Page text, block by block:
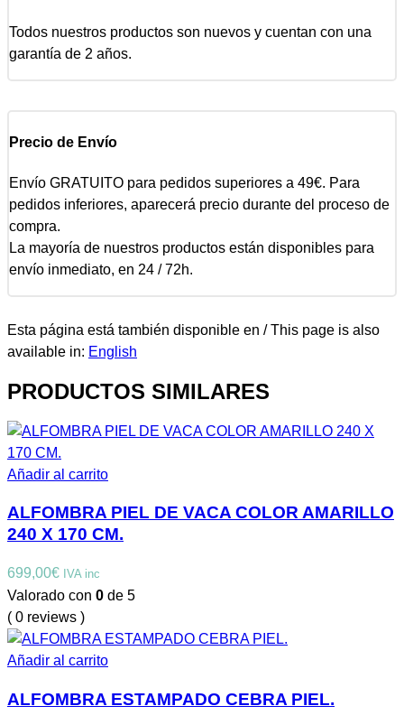
Todos nuestros productos son nuevos y cuentan con una
garantía de 2 años.
Precio de Envío
Envío GRATUITO para pedidos superiores a 49€. Para
pedidos inferiores, aparecerá precio durante del proceso de
compra.
La mayoría de nuestros productos están disponibles para
envío inmediato, en 24 / 72h.
Esta página está también disponible en / This page is also
available in: English
PRODUCTOS SIMILARES
Añadir al carrito
ALFOMBRA PIEL DE VACA COLOR AMARILLO
240 X 170 CM.
699,00€ IVA inc
Valorado con 0 de 5
( 0 reviews )
Añadir al carrito
ALFOMBRA ESTAMPADO CEBRA PIEL.